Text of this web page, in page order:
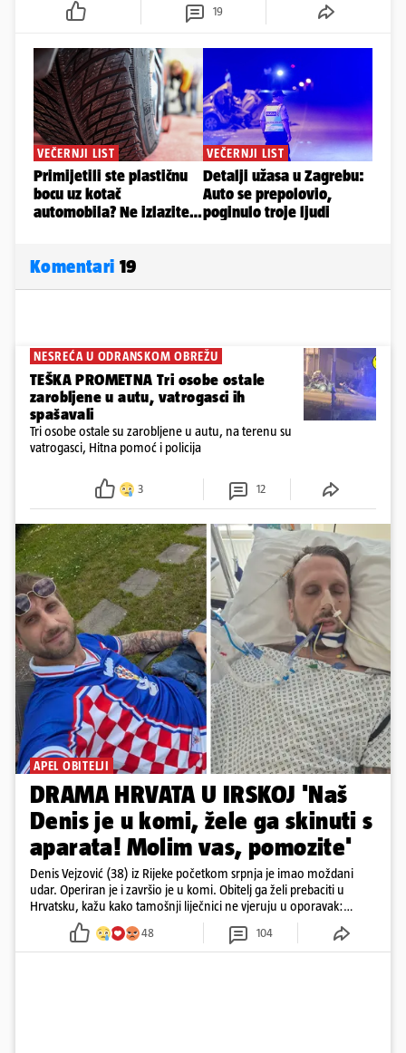
19
Komentari 19
NESREĆA U ODRANSKOM OBREŽU
TEŠKA PROMETNA Tri osobe ostale
zarobljene u autu, vatrogasci ih
spašavali
Tri osobe ostale su zarobljene u autu, na terenu su
vatrogasci, Hitna pomoć i policija
3 12
APEL OBITELJI
DRAMA HRVATA U IRSKOJ 'Naš
Denis je u komi, žele ga skinuti s
aparata! Molim vas, pomozite'
Denis Vejzović (38) iz Rijeke početkom srpnja je imao moždani
udar. Operiran je i završio je u komi. Obitelj ga želi prebaciti u
Hrvatsku, kažu kako tamošnji liječnici ne vjeruju u oporavak:
'Imamo 72 sata'
48 104